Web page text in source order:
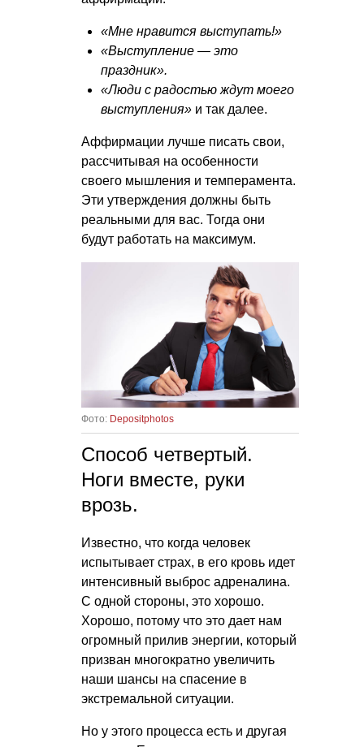
«Мне нравится выступать!»
«Выступление — это
праздник».
«Люди с радостью ждут моего
выступления» и так далее.
Аффирмации лучше писать свои,
рассчитывая на особенности
своего мышления и темперамента.
Эти утверждения должны быть
реальными для вас. Тогда они
будут работать на максимум.
Фото: Depositphotos
Способ четвертый.
Ноги вместе, руки
врозь.
Известно, что когда человек
испытывает страх, в его кровь идет
интенсивный выброс адреналина.
С одной стороны, это хорошо.
Хорошо, потому что это дает нам
огромный прилив энергии, который
призван многократно увеличить
наши шансы на спасение в
экстремальной ситуации.
Но у этого процесса есть и другая